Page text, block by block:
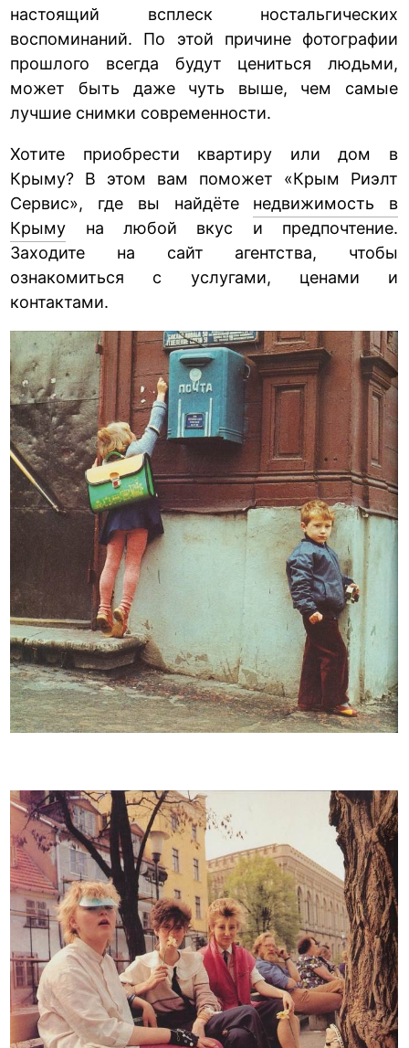
настоящий всплеск ностальгических
воспоминаний. По этой причине фотографии
прошлого всегда будут цениться людьми,
может быть даже чуть выше, чем самые
лучшие снимки современности.
Хотите приобрести квартиру или дом в
Крыму? В этом вам поможет «Крым Риэлт
Сервис», где вы найдёте недвижимость в
Крыму на любой вкус и предпочтение.
Заходите на сайт агентства, чтобы
ознакомиться с услугами, ценами и
контактами.